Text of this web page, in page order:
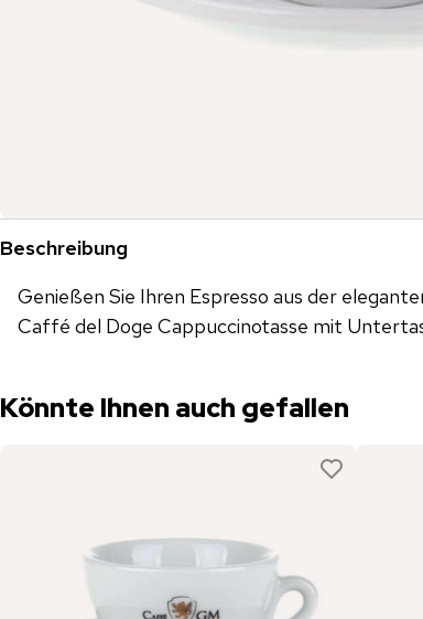
Beschreibung
Genießen Sie Ihren Espresso aus der
Caffé del Doge Cappuccinotasse mit
Könnte Ihnen auch gefallen